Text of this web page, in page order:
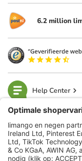
6.2 million
Help Center
limango
Veilig winkelen